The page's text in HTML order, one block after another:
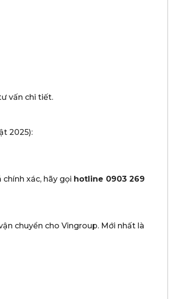
vấn chi tiết.
2025):
xác, hãy gọi hotline 0903 269
chuyển cho Vingroup. Mới nhất là